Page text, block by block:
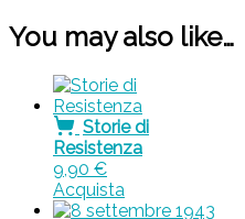
You may also like…
Storie di
Resistenza
9,90 €
Acquista